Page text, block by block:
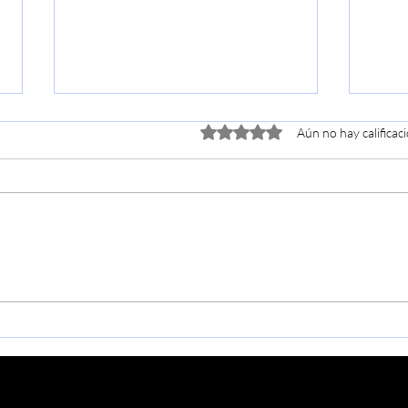
con su "Ovejas Negras
el
Obtuvo 0 de 5 estrellas.
Aún no hay